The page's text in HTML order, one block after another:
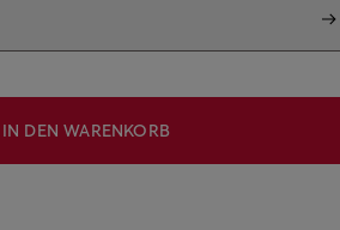
IN DEN WARENKORB